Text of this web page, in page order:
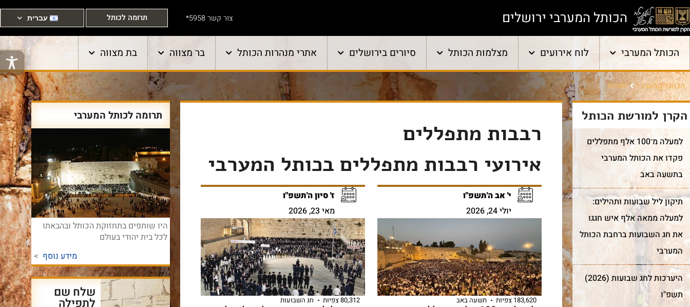
הכותל המערבי ירושלים צור קשר 5958* תרומה לכותל עברית
הכותל המערבי לוח אירועים מצלמות הכותל סיורים בירושלים אתרי מנהרות הכותל בר מצווה בת מצווה
הכותל המערבי תגיות
הקרן למורשת הכותל
למעלה מ־100 אלף מתפללים
פקדו את הכותל המערבי
בתשעה באב
תיקון ליל שבועות ותהילים:
למעלה ממאה אלף איש חגגו
את חג השבועות ברחבת הכותל
המערבי
היערכות לחג שבועות (2026)
תשפ"ו
רבבות מתפללים
אירועי רבבות מתפללים בכותל המערבי
י' אב ה'תשפ"ו
יולי 24, 2026
183,620 צפיות תשעה באב
ז' סיון ה'תשפ"ו
מאי 23, 2026
80,312 צפיות חג השבועות
תרומה לכותל המערבי
היו שותפים בתחזוקת הכותל ובהבאתו
לכל בית יהודי בעולם
מידע נוסף >
שלח שם
לתפילה